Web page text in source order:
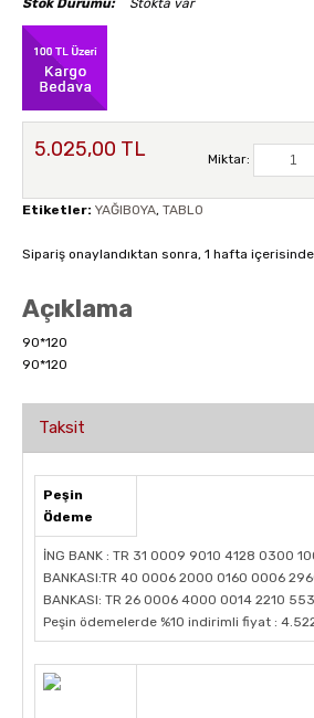
Stok Durumu:
Stokta var
5.025,00 TL Miktar:
Etiketler: YAĞIBOYA, TABLO
Sipariş onaylandıktan sonra, 1 hafta
Açıklama
90*120
90*120
Taksit
Peşin
Ödeme
İNG BANK : TR 31 0009 9010 4128 0300
BANKASI:TR 40 0006 2000 0160 0006
BANKASI: TR 26 0006 4000 0014 2210
Peşin ödemelerde %10 indirimli fiyat :